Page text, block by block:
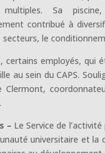
Sa
contribué à
secteurs, le
certains employés, qui
au sein du CAPS.
Clermont,
– Le Service de
universitaire et la